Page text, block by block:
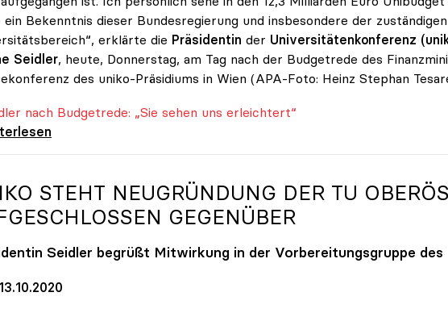
ein Bekenntnis dieser Bundesregierung und insbesondere der
erklärte die Präsidentin der Universitätenkonferenz
Seidler, heute, Donnerstag, am Tag nach der Budgetrede des
des uniko-Präsidiums in Wien (APA-Foto: Heinz Stephan
nach Budgetrede: „Sie sehen uns erleichtert“
nach Budgetrede: „Sie sehen uns
STEHT NEUGRÜNDUNG DER TU
GEGENÜBER
Seidler begrüßt Mitwirkung in der Vorbereitungsgruppe des